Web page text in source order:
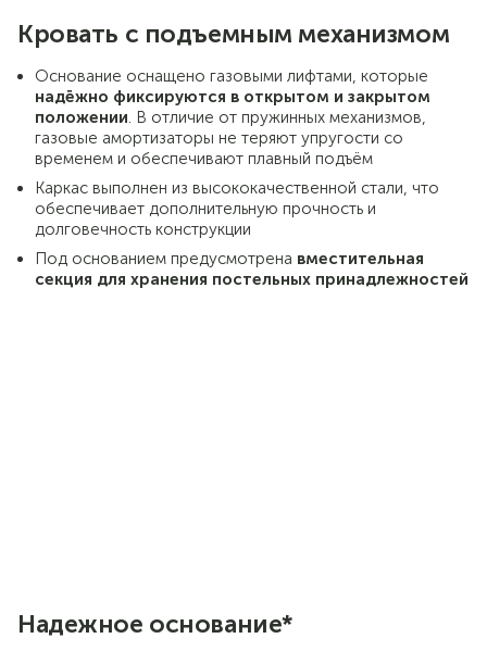
Кровать с подъемным механизмом
Основание оснащено газовыми лифтами, которые
надёжно фиксируются в открытом и закрытом
положении . В отличие от пружинных механизмов,
газовые амортизаторы не теряют упругости со
временем и обеспечивают плавный подъём
Каркас выполнен из высококачественной стали, что
обеспечивает дополнительную прочность и
долговечность конструкции
Под основанием предусмотрена вместительная
секция для хранения постельных принадлежностей
Надежное основание*